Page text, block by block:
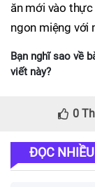
ăn mới vào thực
ngon miệng với
Bạn nghĩ sao về
viết này?
0
ĐỌC NHIỀU